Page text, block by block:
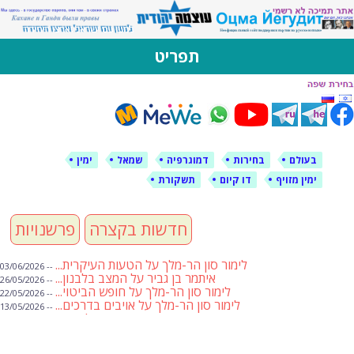
לימין עוצמה יהודית
אתר תמיכה ברוסית ובעברית
תפריט
בעולם בחירות דמוגרפיה שמאל
ימין
ימין מזויף
דו קיום תשקורת
פרשנויות חדשות בקצרה
לימור סון הר-מלך על הטעות העיקרית...-- 03/06/2026
איתמר בן גביר על המצב בלבנון... -- 26/05/2026
לימור סון הר-מלך על חופש הביטוי... -- 22/05/2026
לימור סון הר-מלך על אויבים בדרכים...-- 13/05/2026
שבועת אמונים לדעאש